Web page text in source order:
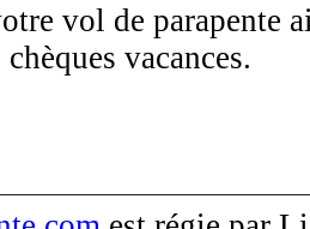
vol de parapente
vacances.